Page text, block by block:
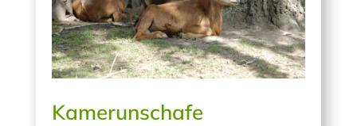
Kamerunschafe